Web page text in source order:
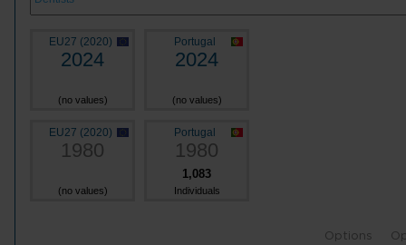
EU27 (2020)
2024
(no values)
Portugal
2024
(no values)
EU27 (2020)
1980
(no values)
Portugal
1980
1,083
Individuals
Options